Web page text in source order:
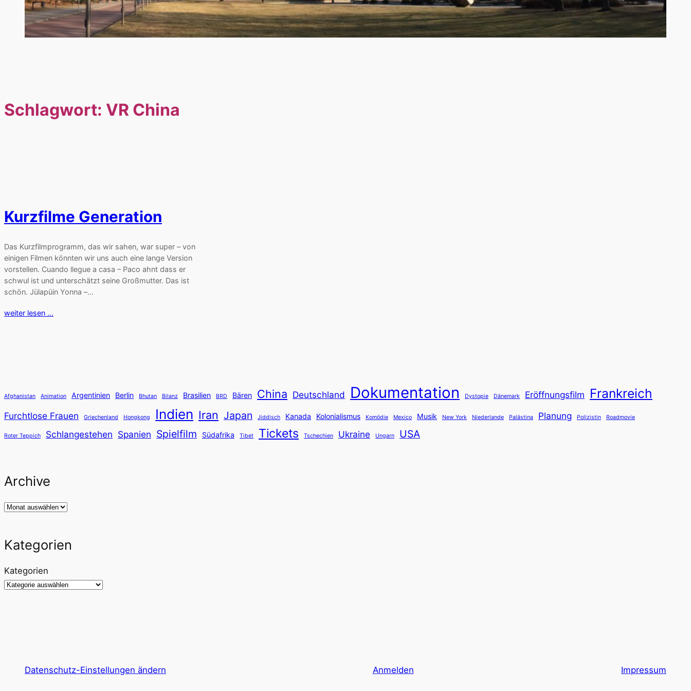
Schlagwort: VR China
Kurzfilme Generation
Das Kurzfilmprogramm, das wir sahen, war super – von
einigen Filmen könnten wir uns auch eine lange Version
vorstellen. Cuando llegue a casa – Paco ahnt dass er
schwul ist und unterschätzt seine Großmutter. Das ist
schön. Jülapüin Yonna –…
weiter lesen …
Afghanistan Animation Argentinien Berlin Bhutan Bilanz Brasilien BRD Bären China Deutschland Dokumentation Dystopie Dänemark Eröffnungsfilm Frankreich
Furchtlose Frauen Griechenland Hongkong Indien Iran Japan Jiddisch Kanada Kolonialismus Komödie Mexico Musik New York Niederlande Palästina Planung Polizistin Roadmovie
Roter Teppich Schlangestehen Spanien Spielfilm Südafrika Tibet Tickets Tschechien Ukraine Ungarn USA
Archive
Archiv
Kategorien
Kategorien
Datenschutz-Einstellungen ändern Anmelden Impressum